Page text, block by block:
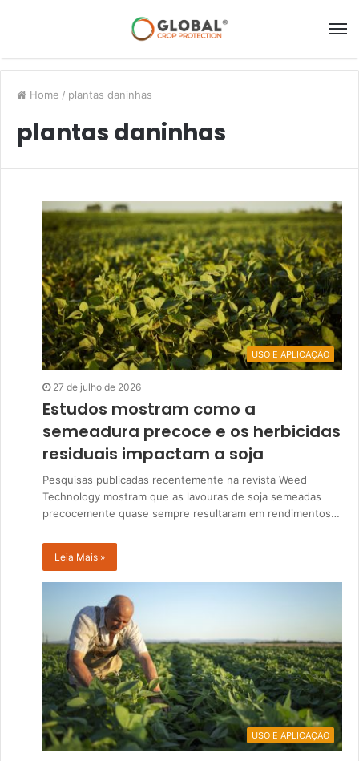
Home / plantas daninhas
plantas daninhas
USO E APLICAÇÃO
27 de julho de 2026
Estudos mostram como a
semeadura precoce e os herbicidas
residuais impactam a soja
Pesquisas publicadas recentemente na revista Weed
Technology mostram que as lavouras de soja semeadas
precocemente quase sempre resultaram em rendimentos…
Leia Mais »
USO E APLICAÇÃO